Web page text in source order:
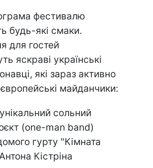
фестивалю
будь-які смаки.
для гостей
яскраві українські
які зараз активно
майданчики:
сольний
(one-man band)
гурту "Кімната
Кістріна